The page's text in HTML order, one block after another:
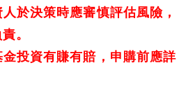
於決策時應審慎評估風險，
。
投資有賺有賠，申購前應詳